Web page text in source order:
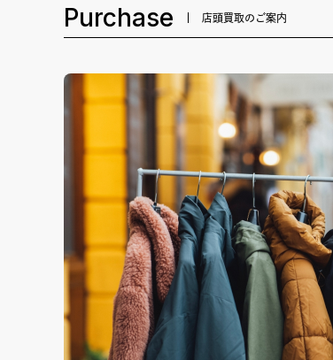
Purchase 店頭買取のご案内